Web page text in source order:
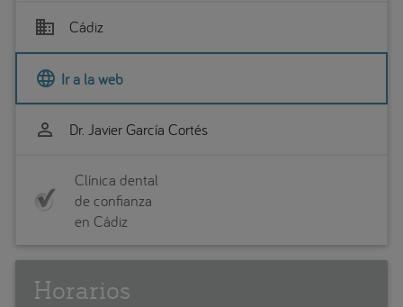
business Cádiz
language Ir a la web
perm_identity Dr. Javier García Cortés
Clínica dental
de confianza
en Cádiz
Horarios